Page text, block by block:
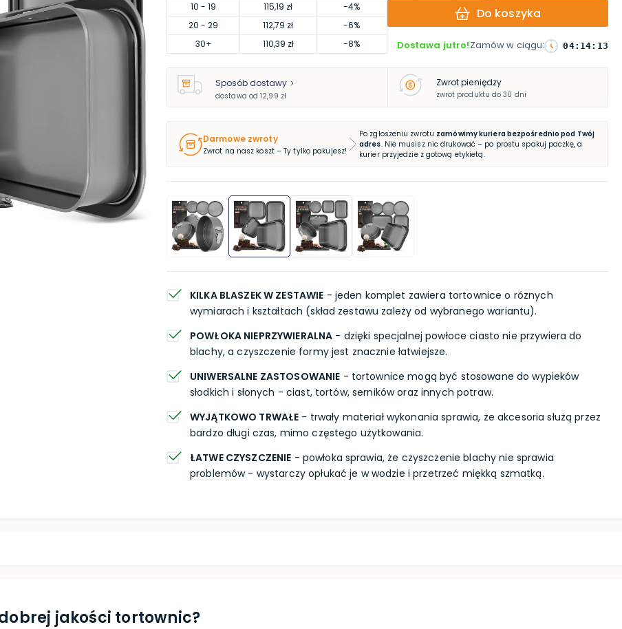
10 - 19 115,19 zł
-4%
20 - 29 112,79 zł
-6%
30+ 110,39 zł -8%
Do koszyka
Dostawa jutro!Zamów w ciągu: 04: 14: 12
Sposób dostawy
dostawa od 12,99 zł
Zwrot pieniędzy
zwrot produktu do 30 dni
Darmowe zwroty
Zwrot na nasz koszt – Ty tylko pakujesz!
Po zgłoszeniu zwrotu zamówimy kuriera bezpośrednio pod Twój
adres. Nie musisz nic drukować – po prostu spakuj paczkę, a
kurier przyjedzie z gotową etykietą.
KILKA BLASZEK W ZESTAWIE - jeden komplet zawiera tortownice o różnych
wymiarach i kształtach (skład zestawu zależy od wybranego wariantu).
POWŁOKA NIEPRZYWIERALNA - dzięki specjalnej powłoce ciasto nie przywiera do
blachy, a czyszczenie formy jest znacznie łatwiejsze.
UNIWERSALNE ZASTOSOWANIE - tortownice mogą być stosowane do wypieków
słodkich i słonych - ciast, tortów, serników oraz innych potraw.
WYJĄTKOWO TRWAŁE - trwały materiał wykonania sprawia, że akcesoria służą przez
bardzo długi czas, mimo częstego użytkowania.
ŁATWE CZYSZCZENIE - powłoka sprawia, że czyszczenie blachy nie sprawia
problemów - wystarczy opłukać je w wodzie i przetrzeć miękką szmatką.
jakości tortownic?